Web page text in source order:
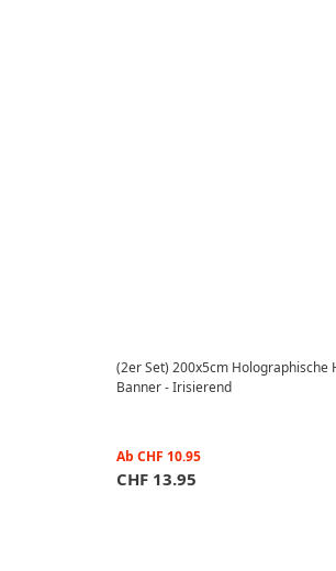
(2er Set) 200x5cm
Banner - Irisierend
Ab CHF 10.95
CHF 13.95